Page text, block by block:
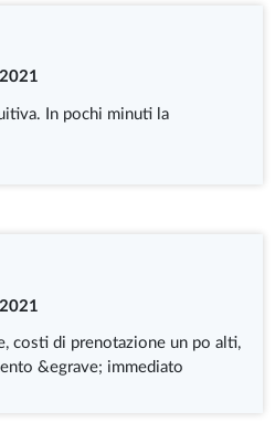
In pochi minuti la
costi di prenotazione un po alti,
&egrave; immediato